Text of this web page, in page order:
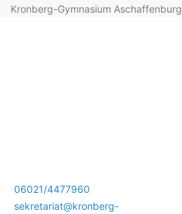
Kronberg-Gymnasium Aschaffenburg
06021/4477960
sekretariat@kronberg-